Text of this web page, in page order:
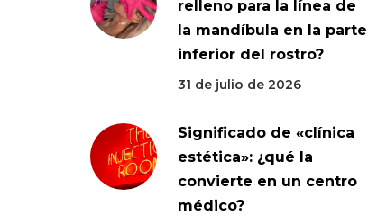
relleno para la línea de
la mandíbula en la parte
inferior del rostro?
31 de julio de 2026
Significado de «clínica
estética»: ¿qué la
convierte en un centro
médico?